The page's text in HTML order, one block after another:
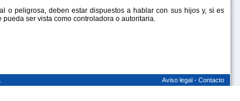
o peligrosa, deben estar dispuestos a hablar con sus hijos y, si es
ser vista como controladora o autoritaria.
Aviso legal - Contacto